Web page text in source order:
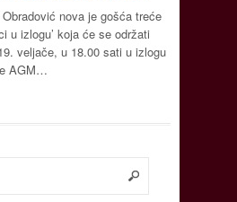
nova je gošća treće
u izlogu’ koja će se održati
veljače, u 18.00 sati u izlogu
AGM…